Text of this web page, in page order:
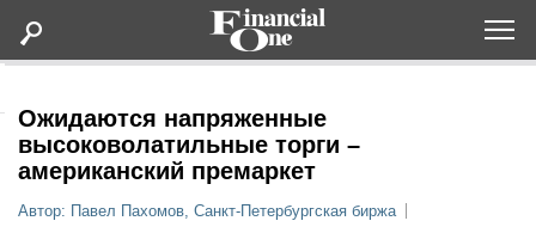
Статьи
Ожидаются напряженные
высоковолатильные торги –
американский премаркет
Автор: Павел Пахомов, Санкт-Петербургская биржа